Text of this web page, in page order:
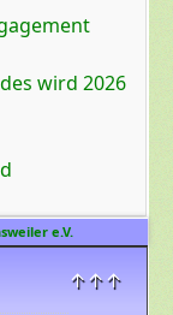
e.V.
↑↑↑
wird 2026